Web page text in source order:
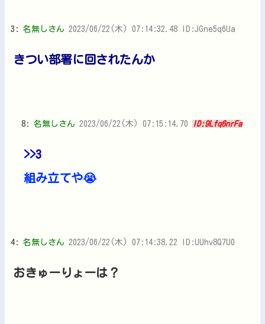
3: 名無しさん 2023/06/22(木) 07:14:32.48 ID:JGne5q6Ua
きつい部署に回されたんか
8: 名無しさん 2023/06/22(木) 07:15:14.70 ID:9Lfq6nrFa
>>3
組み立てや😭
4: 名無しさん 2023/06/22(木) 07:14:38.22 ID:UUhv8Q7U0
おきゅーりょーは？